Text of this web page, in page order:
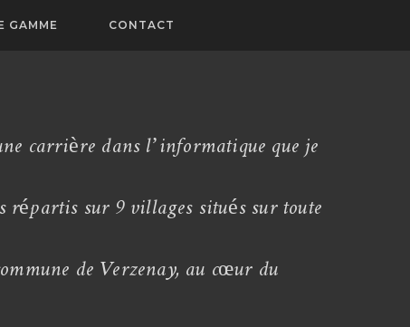
GAMME CONTACT
carrière dans l’informatique que je
répartis sur 9 villages situés sur toute
de Verzenay, au cœur du